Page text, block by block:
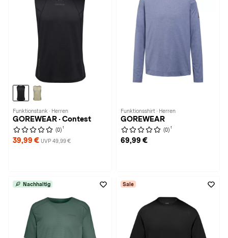
Funktionstank · Herren
GOREWEAR · Contest
(0) 1
39,99 € UVP 49,99 €
Funktionsshirt · Herren
GOREWEAR
(0) 1
69,99 €
Nachhaltig Sale